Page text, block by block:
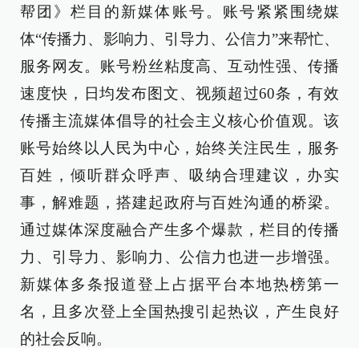
帮团》栏目的新媒体账号。账号紧紧围绕媒
体“传播力、影响力、引导力、公信力”来帮忙、
服务网友。账号粉丝粘度高、互动性强、传播
速度快，日均发布图文、视频超过60条，有效
传播主流媒体倡导的社会主义核心价值观。该
账号始终以人民为中心，始终关注民生，服务
百姓，倾听群众呼声、吸纳合理建议，办实
事，解难题，搭建起政府与百姓沟通的桥梁。
通过媒体深度融合产生多个爆款，栏目的传播
力、引导力、影响力、公信力也进一步增强。
新媒体多条报道登上占据平台本地热榜第一
名，且多次登上全国热搜引起热议，产生良好
的社会反响。